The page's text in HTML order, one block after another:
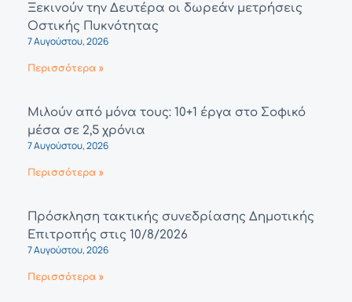
Ξεκινούν την Δευτέρα οι δωρεάν μετρήσεις
Οστικής Πυκνότητας
7 Αυγούστου, 2026
Περισσότερα »
Μιλούν από μόνα τους: 10+1 έργα στο Σοφικό
μέσα σε 2,5 χρόνια
7 Αυγούστου, 2026
Περισσότερα »
Πρόσκληση τακτικής συνεδρίασης Δημοτικής
Επιτροπής στις 10/8/2026
7 Αυγούστου, 2026
Περισσότερα »